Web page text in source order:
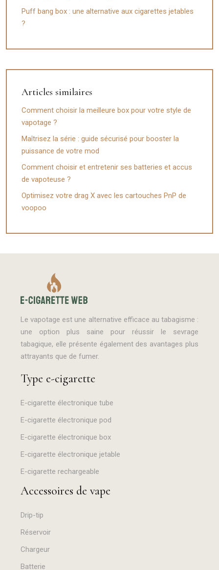
Puff bang box : une alternative aux cigarettes jetables
?
Articles similaires
Comment choisir la meilleure box pour votre style de
vapotage ?
Maîtrisez la série : guide sécurisé pour booster la
puissance de votre mod
Comment choisir et entretenir ses batteries et accus
de vapoteuse ?
Optimisez votre drag X avec les cartouches PnP de
voopoo
Le vapotage est une alternative efficace au tabagisme :
une option plus saine pour réussir le sevrage
tabagique, elle présente également des avantages plus
attrayants que de fumer.
Type e-cigarette
E-cigarette électronique tube
E-cigarette électronique pod
E-cigarette électronique box
E-cigarette électronique jetable
E-cigarette rechargeable
Accessoires de vape
Drip-tip
Réservoir
Chargeur
Batterie